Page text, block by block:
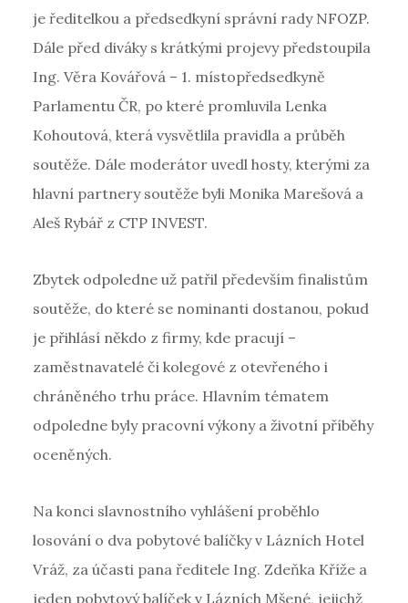
je ředitelkou a předsedkyní správní rady NFOZP.
Dále před diváky s krátkými projevy předstoupila
Ing. Věra Kovářová – 1. místopředsedkyně
Parlamentu ČR, po které promluvila Lenka
Kohoutová, která vysvětlila pravidla a průběh
soutěže. Dále moderátor uvedl hosty, kterými za
hlavní partnery soutěže byli Monika Marešová a
Aleš Rybář z CTP INVEST.
Zbytek odpoledne už patřil především finalistům
soutěže, do které se nominanti dostanou, pokud
je přihlásí někdo z firmy, kde pracují –
zaměstnavatelé či kolegové z otevřeného i
chráněného trhu práce. Hlavním tématem
odpoledne byly pracovní výkony a životní příběhy
oceněných.
Na konci slavnostního vyhlášení proběhlo
losování o dva pobytové balíčky v Lázních Hotel
Vráž, za účasti pana ředitele Ing. Zdeňka Kříže a
jeden pobytový balíček v Lázních Mšené, jejichž